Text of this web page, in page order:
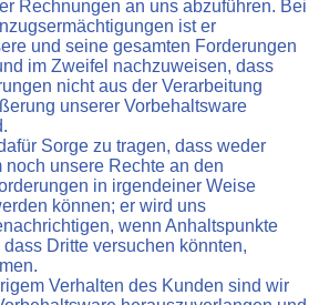
Rechnungen an uns abzuführen. Bei
ist er
und seine gesamten Forderungen
im Zweifel nachzuweisen, dass
nicht aus der Verarbeitung
unserer Vorbehaltsware
Sorge zu tragen, dass weder
noch unsere Rechte an den
in irgendeiner Weise
können; er wird uns
wenn Anhaltspunkte
Dritte versuchen könnten,
Verhalten des Kunden sind wir